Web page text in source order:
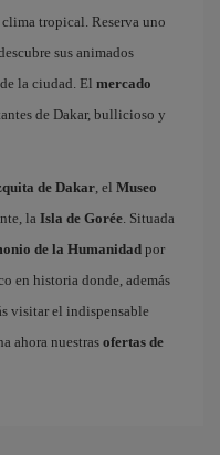
tropical. Reserva uno
sus animados
la ciudad. El mercado
de Dakar, bullicioso y
de Dakar, el Museo
laIsla de Gorée. Situada
de la Humanidad por
en historia donde, además
visitar el indispensable
ahora nuestras ofertas de